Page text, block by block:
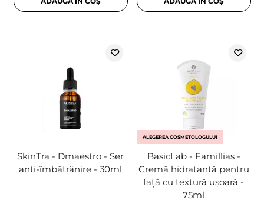
SkinTra - Dmaestro - Ser
anti-îmbătrânire - 30ml
ALEGEREA COSMETOLOGULUI
BasicLab - Famillias -
Cremă hidratantă pentru
față cu textură ușoară -
75ml